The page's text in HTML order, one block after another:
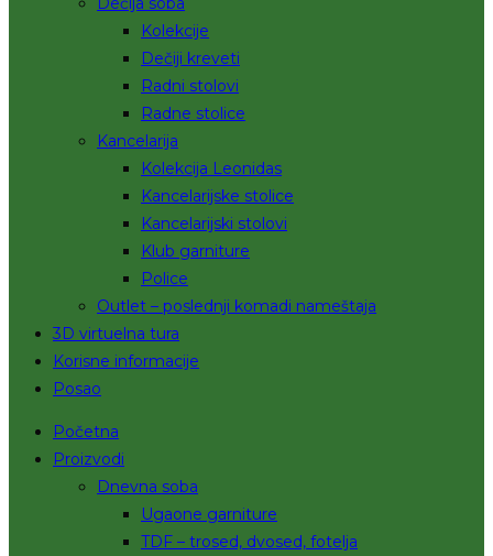
Kolekcije
Dečiji kreveti
Radni stolovi
Radne stolice
Kancelarija
Kolekcija Leonidas
Kancelarijske stolice
Kancelarijski stolovi
Klub garniture
Police
Outlet – poslednji komadi nameštaja
3D virtuelna tura
Korisne informacije
Posao
Početna
Proizvodi
Dnevna soba
Ugaone garniture
TDF – trosed, dvosed, fotelja